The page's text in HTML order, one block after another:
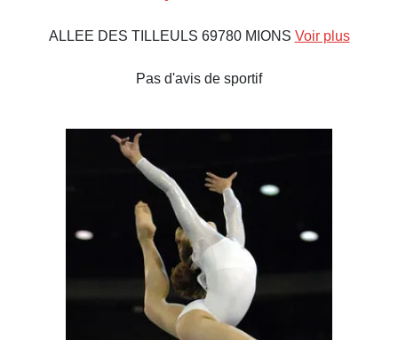
ALLEE DES TILLEULS 69780 MIONS Voir plus
Pas d'avis de sportif